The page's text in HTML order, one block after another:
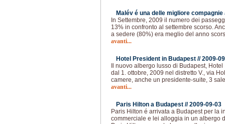
Malév é una delle migliore
In Settembre, 2009 il numero dei
13% in confronto al settembre scorso.
a sedere (80%) era meglio del anno
avanti...
Hotel President in Budapest //2009-
Il nuovo albergo lusso di Budapest,
dal 1. ottobre, 2009 nel distretto V., via
camere, anche un presidente-suite, 3
avanti...
Paris Hilton a Budapest //2009-09-03
Paris Hilton é arrivata a Budapest per la
commerciale e lei alloggia in un albergo